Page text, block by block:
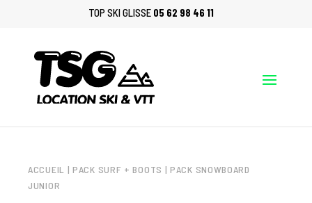
LOCATION VTT,
TOP SKI GLISSE 05 62 98 46 11
ACCUEIL |PACK SURF + BOOTS | PACK SNOWBOARD
JUNIOR